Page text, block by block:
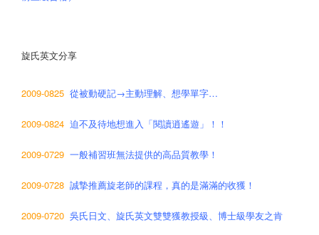
旋氏英文分享
2009-0825 從被動硬記→主動理解、想學單字…
2009-0824 迫不及待地想進入「閱讀逍遙遊」！！
2009-0729 一般補習班無法提供的高品質教學！
2009-0728 誠摯推薦旋老師的課程，真的是滿滿的收獲！
2009-0720 吳氏日文、旋氏英文雙雙獲教授級、博士級學友之肯